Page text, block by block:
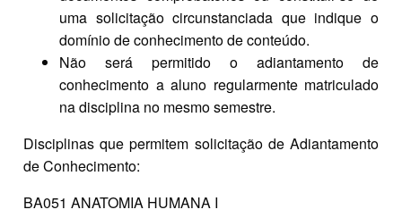
uma solicitação circunstanciada que indique o
domínio de conhecimento de conteúdo.
Não será permitido o adiantamento de
conhecimento a aluno regularmente matriculado
na disciplina no mesmo semestre.
Disciplinas que permitem solicitação de Adiantamento
de Conhecimento:
BA051 ANATOMIA HUMANA I